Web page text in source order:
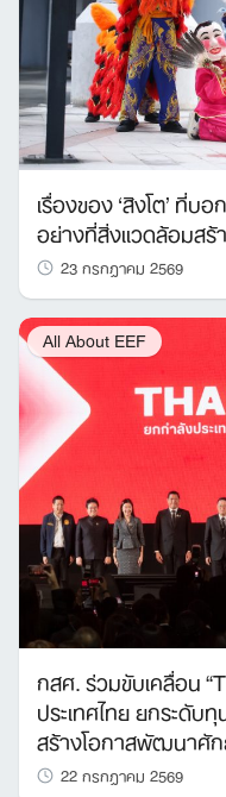
เรื่องของ ‘สิงโต’ ที่บ
อย่างที่สิ่งแวดล้อมสร้
23 กรกฎาคม 2569
All About EEF
กสศ. ร่วมขับเคลื่อน
ประเทศไทย ยกระดับ
สร้างโอกาสพัฒนาศั
22 กรกฎาคม 2569